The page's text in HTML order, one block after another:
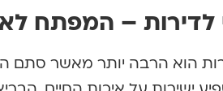
לדירות – המפתח
הוא הרבה יותר מאשר